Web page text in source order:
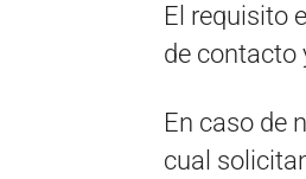
El requisito
de contacto
En caso de
cual